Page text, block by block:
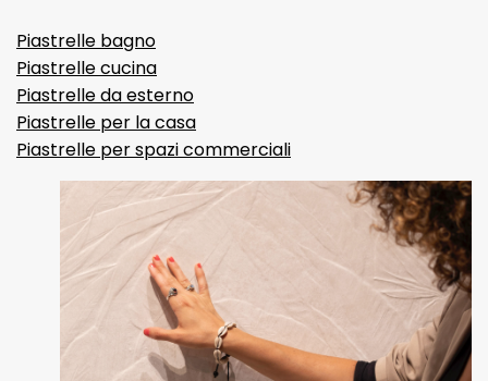
Piastrelle bagno
Piastrelle cucina
Piastrelle da esterno
Piastrelle per la casa
Piastrelle per spazi commerciali